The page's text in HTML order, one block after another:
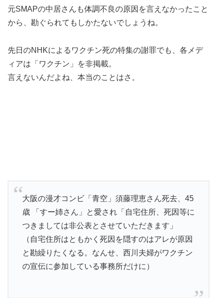
元SMAPの中居さんも体調不良の原因を言えなかったこと
から、勘ぐられてもしかたないでしょうね。
先日のNHKによるワクチン死の特集の謝罪でも、各メデ
ィアは「ワクチン」を非掲載。
言えないんだよね、本当のことはさ。
大阪の漫才コンビ「青空」須藤理恵さん死去、45
歳 「すー姉さん」と愛され「自宅住所、死因等に
つきましては非公表とさせていただきます」
（自宅住所はともかく死因を隠すのはアレが原因
と勘繰りたくなる。なんせ、西川夫婦がワクチン
の宣伝に参加している事務所だけに）